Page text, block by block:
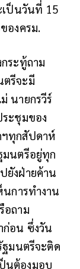
เป็นวันที่ 15
องครม.
ระทู้ถาม
รีจะมี
นายกรวีร์
ะชุมของ
ทุกสัปดาห์
มนตรีอยู่ทุก
ยังฝ่ายค้าน
นการทำงาน
อถาม
ก่อน ซึ่งวัน
มนตรีจะติด
นต้องมอบ